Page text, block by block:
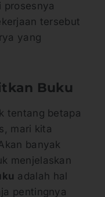
prosesnya
tersebut
yang
Buku
tentang betapa
mari kita
banyak
menjelaskan
adalah hal
pentingnya